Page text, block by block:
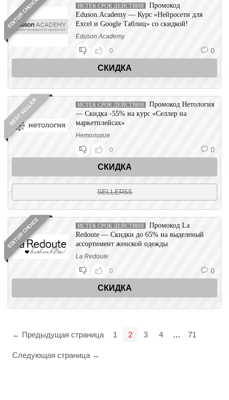
EDITOR CHOICE ИСТЕК СРОК ДЕЙСТВИЯ
Промокод
Eduson.Academy — Курс «Нейросети для
Excel и Google Таблиц» со скидкой!
Eduson.Academy
0
0
СКИДКА
BEST SELLER ИСТЕК СРОК ДЕЙСТВИЯ
Промокод Нетология
— Скидка -55% на курс «Селлер на
маркетплейсах»
Нетология
0
0
СКИДКА
SELLER55
EDITOR CHOICE ИСТЕК СРОК ДЕЙСТВИЯ
Промокод La
Redoute — Скидки до 65% на выделеный
ассортимент женской одежды
La Redoute
0
0
СКИДКА
← Предыдущая страница 1 2 3 4 … 71
Следующая страница →